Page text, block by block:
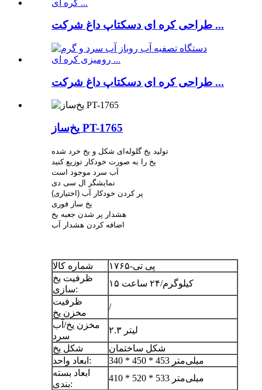
طراحی کره ای دسکتاپ داغ شرکت ...
طراحی کره ای دسکتاپ داغ شرکت ...
یخ‌ساز PT-1765
تولید یخ گلوله‌ای شکل و یخ خرد شده
یخ را به صورت خودکار توزیع کنید
آب سرد موجود است
نمایشگر ال سی دی
پر کردن خودکار آب (اختیاری)
یخ ساز فوری
هشدار پر شدن جعبه یخ
اضافه کردن هشدار آب
شماره کالا
پی تی-۱۷۶۵
ظرفیت یخ
سازی:
۱۵ کیلوگرم/۲۴ ساعت
ظرفیت
مخزن یخ
/
مخزن یخ/آب
سرد
۲.۳ لیتر
شکل یخ
شکل ساختمان
ابعاد واحد:
340 * 450 * 453 میلی‌متر
ابعاد بسته
بندی:
410 * 520 * 533 میلی‌متر